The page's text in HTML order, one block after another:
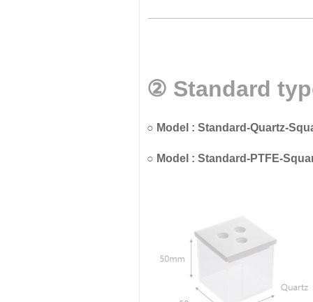
② Standard
○ Model : Standard-Quartz-
○ Model : Standard-PTFE-